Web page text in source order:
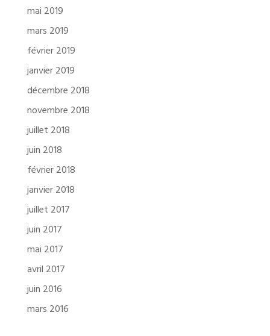
mai 2019
mars 2019
février 2019
janvier 2019
décembre 2018
novembre 2018
juillet 2018
juin 2018
février 2018
janvier 2018
juillet 2017
juin 2017
mai 2017
avril 2017
juin 2016
mars 2016